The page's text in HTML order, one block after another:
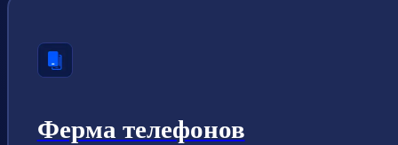
Ферма телефонов